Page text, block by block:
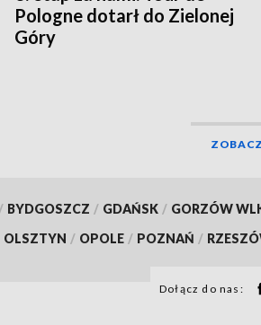
Pologne dotarł do Zielonej
Góry
/ BYDGOSZCZ / GDAŃSK / GORZÓW
OLSZTYN / OPOLE / POZNAŃ /
Dołącz do nas: